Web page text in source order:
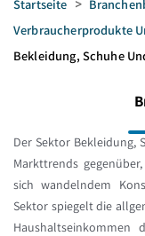
Startseite >
Verbraucherprodukte
Bekleidung, Schuhe
Der Sektor Bekleidung,
Markttrends
sich wandelndem
Sektor spiegelt die
Haushaltseinkommen